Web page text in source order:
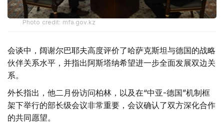
Photo credit: mfa.gov.kz
会谈中，阔谢尔巴耶夫高度评价了哈萨克斯坦与德国的战略
伙伴关系水平，并指出阿斯塔纳希望进一步全面发展双边关
系。
外长指出，他二月份访问柏林，以及在“中亚-德国”机制框
架下举行的部长级会议非常重要，会议确认了双方深化合作
的共同愿望。